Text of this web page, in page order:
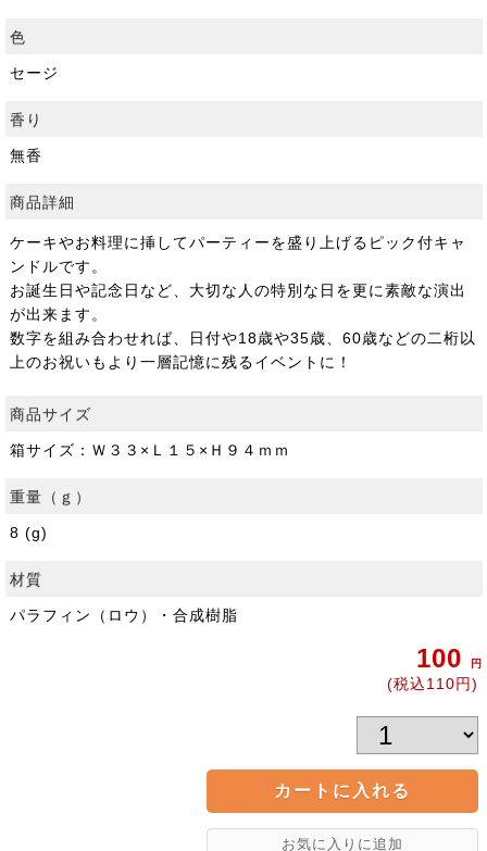
色
セージ
香り
無香
商品詳細
ケーキやお料理に挿してパーティーを盛り上げるピック付キャ
ンドルです。
お誕生日や記念日など、大切な人の特別な日を更に素敵な演出
が出来ます。
数字を組み合わせれば、日付や18歳や35歳、60歳などの二桁以
上のお祝いもより一層記憶に残るイベントに！
商品サイズ
箱サイズ：Ｗ３３×Ｌ１５×Ｈ９４ｍｍ
重量（ｇ）
8 (g)
材質
パラフィン（ロウ）・合成樹脂
100 円
(税込110円)